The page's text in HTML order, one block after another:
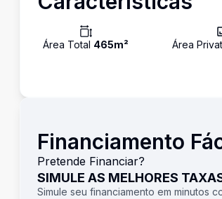
Área Total 465m² Área
Financiamento
Pretende Financiar?
SIMULE AS MELHORES
Simule seu financiamento em minutos